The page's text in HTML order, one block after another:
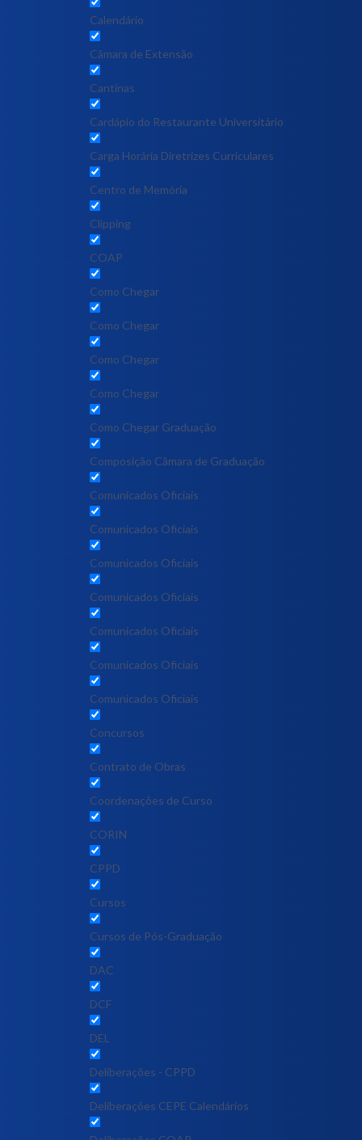
Calendário
Câmara de Extensão
Cantinas
Cardápio do Restaurante Universitário
Carga Horária Diretrizes Curriculares
Centro de Memória
Clipping
COAP
Como Chegar
Como Chegar
Como Chegar
Como Chegar
Como Chegar Graduação
Composição Câmara de Graduação
Comunicados Oficiais
Comunicados Oficiais
Comunicados Oficiais
Comunicados Oficiais
Comunicados Oficiais
Comunicados Oficiais
Comunicados Oficiais
Concursos
Contrato de Obras
Coordenações de Curso
CORIN
CPPD
Cursos
Cursos de Pós-Graduação
DAC
DCF
DEL
Deliberações - CPPD
Deliberações CEPE Calendários